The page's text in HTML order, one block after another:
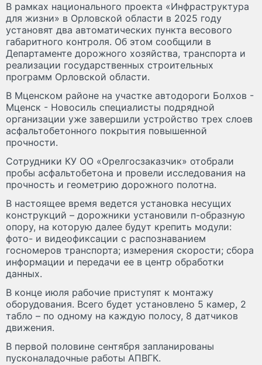
В рамках национального проекта «Инфраструктура
для жизни» в Орловской области в 2025 году
установят два автоматических пункта весового
габаритного контроля. Об этом сообщили в
Департаменте дорожного хозяйства, транспорта и
реализации государственных строительных
программ Орловской области.
В Мценском районе на участке автодороги Болхов -
Мценск - Новосиль специалисты подрядной
организации уже завершили устройство трех слоев
асфальтобетонного покрытия повышенной
прочности.
Сотрудники КУ ОО «Орелгосзаказчик» отобрали
пробы асфальтобетона и провели исследования на
прочность и геометрию дорожного полотна.
В настоящее время ведется установка несущих
конструкций – дорожники установили п-образную
опору, на которую далее будут крепить модули:
фото- и видеофиксации с распознаванием
госномеров транспорта; измерения скорости; сбора
информации и передачи ее в центр обработки
данных.
В конце июля рабочие приступят к монтажу
оборудования. Всего будет установлено 5 камер, 2
табло – по одному на каждую полосу, 8 датчиков
движения.
В первой половине сентября запланированы
пусконаладочные работы АПВГК.